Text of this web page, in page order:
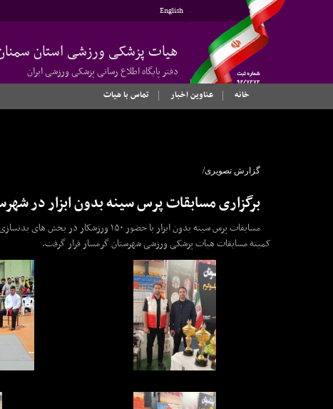
English
هیات پزشکی ورزشی استان
دفتر پایگاه اطلاع رسانی پزشکی ورزشی ایران
خانه
عناوین اخبار تماس با هیات
گزارش تصویری/
برگزاری مسابقات پرس سینه بدون ابزار در
مسابقات پرس سینه بدون ابزار با حضور
کمیته مسابقات هیات پزشکی ورزشی شهرستان گرمسار قرار گرفت.